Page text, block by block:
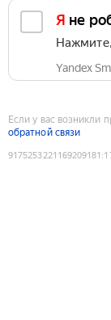
Я не
Yandex
Если у вас возникли
обратной связи
9175253221169209181 :